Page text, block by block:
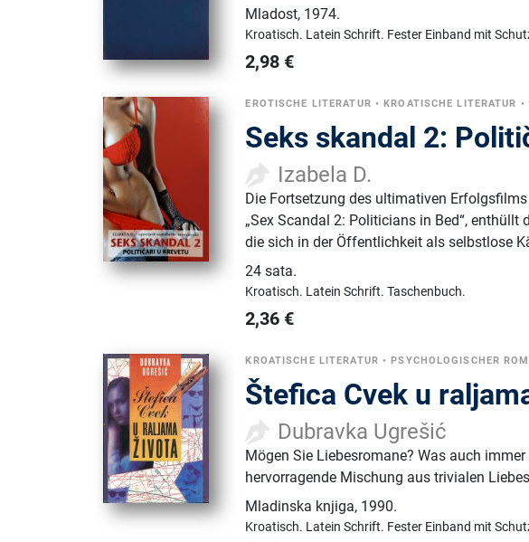
Mladost, 1974.
Kroatisch. Latein Schrift. Fester Einband mit
2,98 €
EROTISCHE LITERATUR •KROATISCHE LITERATUR •
Seks skandal 2:
Izabela D.
Die Fortsetzung des ultimativen
„Sex Scandal 2: Politicians in Bed“,
die sich in der Öffentlichkeit als selbstlose
24 sata.
Kroatisch. Latein Schrift.Taschenbuch.
2,36 €
KROATISCHE LITERATUR •PSYCHOLOGISCHER
Štefica Cvek u
Dubravka Ugrešić
Mögen Sie Liebesromane? Was auch
hervorragende Mischung aus trivialen
Mladinska knjiga, 1990.
Kroatisch. Latein Schrift. Fester Einband mit